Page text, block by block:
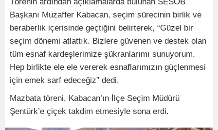
Başkanı Muzaffer Kabacan, seçim sürecinin birlik ve
beraberlik içerisinde geçtiğini belirterek, “Güzel bir
seçim dönemi atlattık. Bizlere güvenen ve destek olan
tüm esnaf kardeşlerimize şükranlarımı sunuyorum.
Hep birlikte ele ele vererek esnaflarımızın güçlenmesi
için emek sarf edeceğiz” dedi.
Mazbata töreni, Kabacan’ın İlçe Seçim Müdürü
Şentürk’e çiçek takdim etmesiyle sona erdi.